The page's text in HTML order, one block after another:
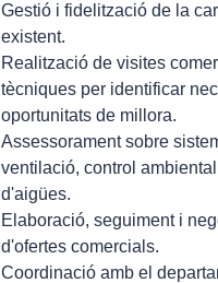
Gestió i fidelització de la
existent.
Realització de visites
tècniques per identificar
oportunitats de millora.
Assessorament sobre
ventilació, control
d'aigües.
Elaboració, seguiment i
d'ofertes comercials.
Coordinació amb el